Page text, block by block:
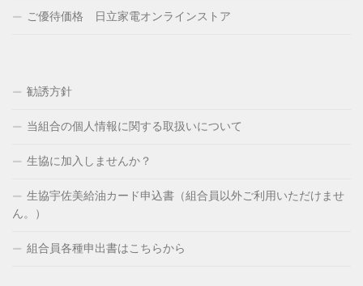
ご優待価格 日立家電オンラインストア
勧誘方針
当組合の個人情報に関する取扱いについて
生協に加入しませんか？
生協宇佐美給油カード申込書（組合員以外ご利用いただけませ
ん。）
組合員各種申出書はこちらから